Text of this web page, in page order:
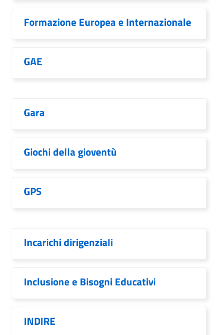
Formazione Europea e Internazionale
GAE
Gara
Giochi della gioventù
GPS
Incarichi dirigenziali
Inclusione e Bisogni Educativi
INDIRE